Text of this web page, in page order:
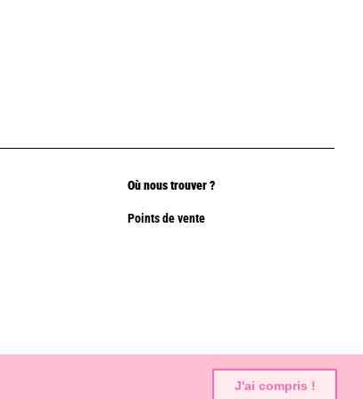
J'ai compris !
Où nous trouver ?
Points de vente